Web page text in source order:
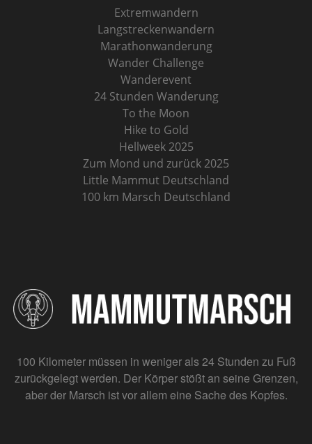
Extremwandern
Langstreckenwandern
Marathonwanderung
Wander Challenge
Wanderevent
24 Stunden Wanderung
To the Moon
Hike to Gold
Hellweek 2025
Zum Mond und zurück 2025
Little Mammut Deutschland
100 km Marsch Deutschland
100 Kilometer müssen in weniger als 24 Stunden zu Fuß
zurückgelegt werden. Der Körper stößt an seine Grenzen,
aber der Marsch ist vor allem eine Sache des Kopfes.